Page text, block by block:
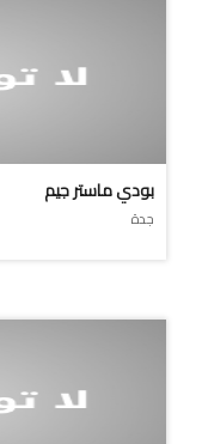
بودي ماستر جيم
جدة